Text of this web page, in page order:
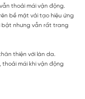
thoải mái vận động.
bề mặt vải tạo hiệu ứng
bật nhưng vẫn rất trang
thiện với làn da.
thoải mái khi vận động